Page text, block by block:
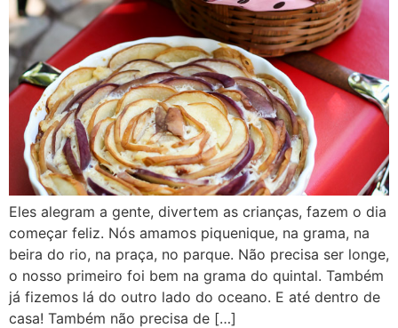
Eles alegram a gente, divertem as crianças, fazem o dia
começar feliz. Nós amamos piquenique, na grama, na
beira do rio, na praça, no parque. Não precisa ser longe,
o nosso primeiro foi bem na grama do quintal. Também
já fizemos lá do outro lado do oceano. E até dentro de
casa! Também não precisa de […]